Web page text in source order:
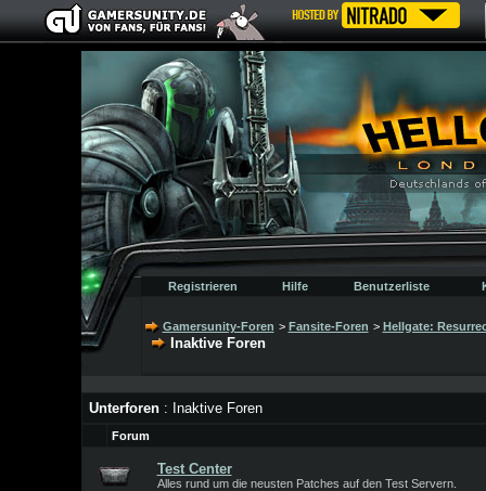
Registrieren Hilfe Benutzerliste
Gamersunity-Foren > Fansite-Foren > Hellgate:
Inaktive Foren
Unterforen: Inaktive Foren
Forum
Test Center
Alles rund um die neusten Patches auf den Test Servern.